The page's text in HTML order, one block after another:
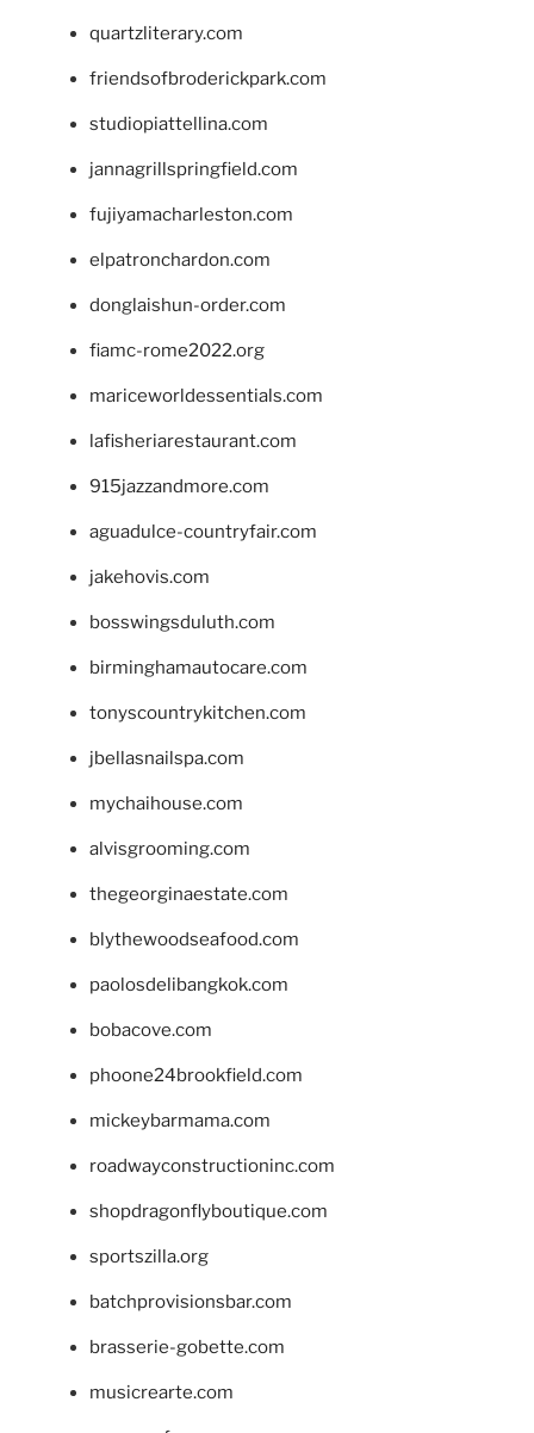
quartzliterary.com
friendsofbroderickpark.com
studiopiattellina.com
jannagrillspringfield.com
fujiyamacharleston.com
elpatronchardon.com
donglaishun-order.com
fiamc-rome2022.org
mariceworldessentials.com
lafisheriarestaurant.com
915jazzandmore.com
aguadulce-countryfair.com
jakehovis.com
bosswingsduluth.com
birminghamautocare.com
tonyscountrykitchen.com
jbellasnailspa.com
mychaihouse.com
alvisgrooming.com
thegeorginaestate.com
blythewoodseafood.com
paolosdelibangkok.com
bobacove.com
phoone24brookfield.com
mickeybarmama.com
roadwayconstructioninc.com
shopdragonflyboutique.com
sportszilla.org
batchprovisionsbar.com
brasserie-gobette.com
musicrearte.com